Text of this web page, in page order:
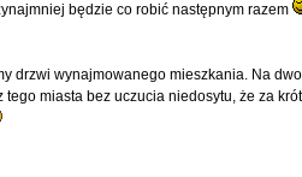
będzie co robić następnym razem
drzwi wynajmowanego mieszkania. Na
miasta bez uczucia niedosytu, że za